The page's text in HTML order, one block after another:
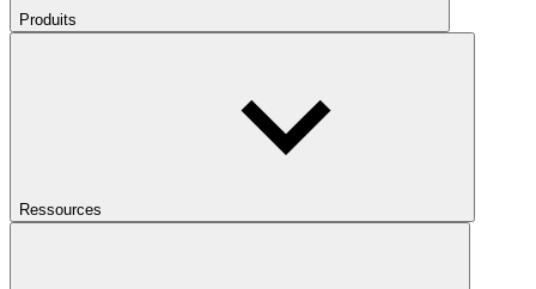
Produits
Ressources